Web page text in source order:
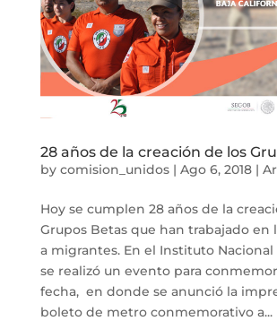
28 años de la creación de los
by comision_unidos| Ago 6, 2018|
Hoy se cumplen 28 años de la
Grupos Betas que han trabajado en
a migrantes. En el Instituto
se realizó un evento para
fecha, en donde se anunció la
boleto de metro conmemorativo a...